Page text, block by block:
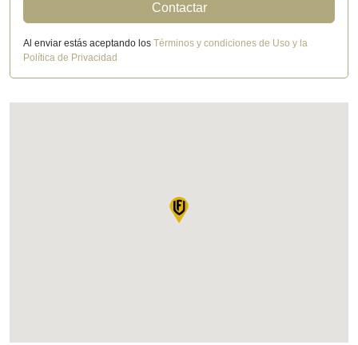
Contactar
Al enviar estás aceptando los Términos y condiciones de Uso y la
Política de Privacidad